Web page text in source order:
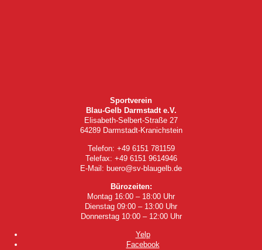
Sportverein
Blau-Gelb Darmstadt e.V.
Elisabeth-Selbert-Straße 27
64289 Darmstadt-Kranichstein
Telefon: +49 6151 781159
Telefax: +49 6151 9614946
E-Mail: buero@sv-blaugelb.de
Bürozeiten:
Montag 16:00 – 18:00 Uhr
Dienstag 09:00 – 13:00 Uhr
Donnerstag 10:00 – 12:00 Uhr
Yelp
Facebook